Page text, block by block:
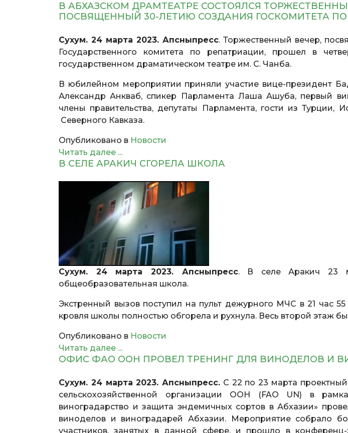
В АБХАЗСКОМ ДРАМТЕАТРЕ СОСТОЯЛСЯ
ПОСВЯЩЕННЫЙ 30-ЛЕТИЮ СОЗДАНИЯ ГОСКОМИТЕТА
Сухум. 24 марта 2023. Апсныпресс. Торжественный вечер,
Государственного комитета по репатриации, прошел в
государственном драматическом театре им. С. Чанба.
В юбилейном мероприятии приняли участие вице-президент
Александр Анкваб, спикер Парламента Лаша Ашуба, первый
члены правительства, депутаты Парламента, гости из Турции,
Северного Кавказа.
Опубликовано в Новости
Читать далее ...
В СЕЛЕ АРАКИЧ СГОРЕЛА ШКОЛА
Сухум. 24 марта 2023. Апсныпресс. В селе Аракич 23
общеобразовательная школа.
Экстренный вызов поступил на пульт дежурного МЧС в 21 час
кровля школы полностью обгорела и рухнула. Весь второй этаж
Опубликовано в Новости
Читать далее ...
ОФИС ФАО ООН ПРОВЕЛ ТРЕНИНГ ДЛЯ ВИНОДЕЛОВ И
Сухум. 24 марта 2023. Апсныпресс. С 22 по 23 марта
сельскохозяйственной организации ООН (FAO UN) в
виноградарство и защита эндемичных сортов в Абхазии»
виноделов и виноградарей Абхазии. Мероприятие собрало
участников, занятых в данной сфере, и прошло в